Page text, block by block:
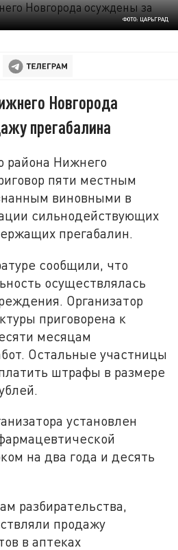
ФОТО: ЦАРЬГРАД
Новгорода
прегабалина
района Нижнего
пяти местным
виновными в
сильнодействующих
прегабалин.
сообщили, что
осуществлялась
Организатор
приговорена к
месяцам
Остальные участницы
штрафы в размере
установлен
на два года и десять
разбирательства,
продажу
в аптеках